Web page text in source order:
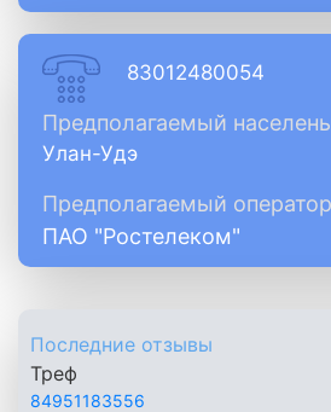
83012480054
Предполагаемый
Улан-Удэ
Предполагаемый
ПАО "Ростелеком"
Последние отзывы
Треф
84951183556